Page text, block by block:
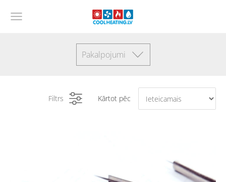
Pakalpojumi
Filtrs Kārtot pēc